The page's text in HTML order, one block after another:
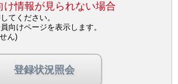
け情報が見られない場合
てください。
向けページを表示します。
ん)
登録状況照会